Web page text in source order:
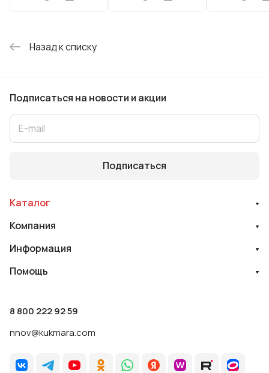
Назад к списку
Подписаться на новости и акции
Подписаться
Каталог
Компания
Информация
Помощь
8 800 222 92 59
nnov@kukmara.com